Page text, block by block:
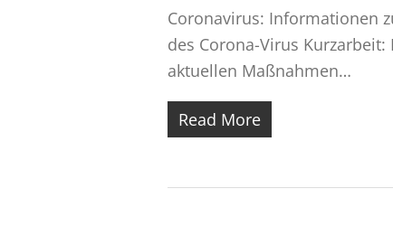
Coronavirus: Informationen
des Corona-Virus
aktuellen Maßnahmen…
Read More